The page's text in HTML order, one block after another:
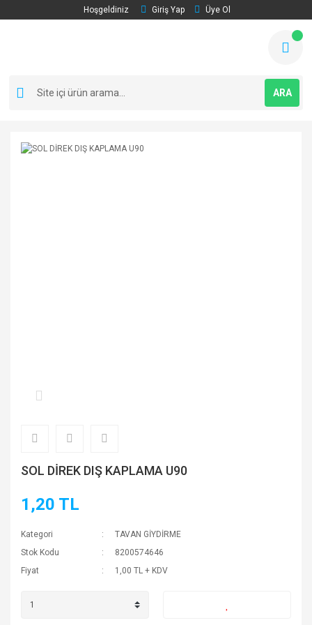
Hoşgeldiniz Giriş Yap Üye Ol
ARA
SOL DİREK DIŞ KAPLAMA U90
1,20 TL
Kategori
TAVAN GİYDİRME
Stok Kodu
8200574646
Fiyat
1,00 TL + KDV